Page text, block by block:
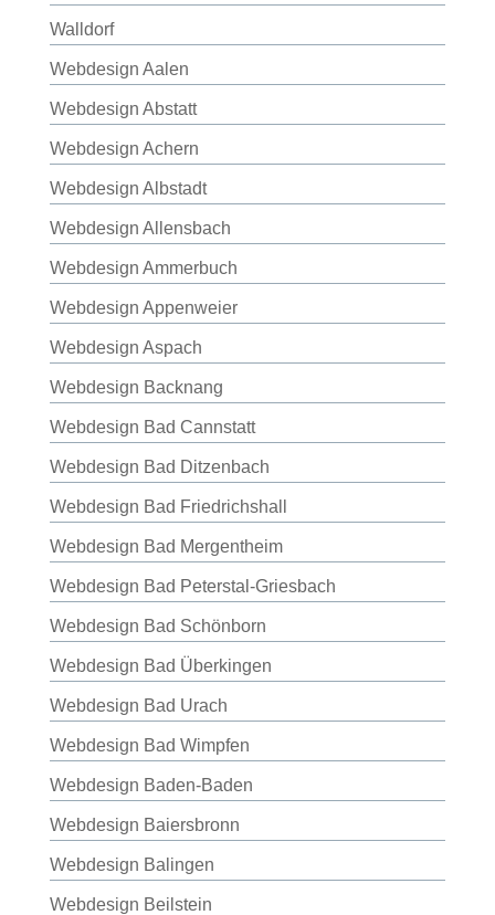
Walldorf
Webdesign Aalen
Webdesign Abstatt
Webdesign Achern
Webdesign Albstadt
Webdesign Allensbach
Webdesign Ammerbuch
Webdesign Appenweier
Webdesign Aspach
Webdesign Backnang
Webdesign Bad Cannstatt
Webdesign Bad Ditzenbach
Webdesign Bad Friedrichshall
Webdesign Bad Mergentheim
Webdesign Bad Peterstal-Griesbach
Webdesign Bad Schönborn
Webdesign Bad Überkingen
Webdesign Bad Urach
Webdesign Bad Wimpfen
Webdesign Baden-Baden
Webdesign Baiersbronn
Webdesign Balingen
Webdesign Beilstein